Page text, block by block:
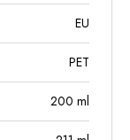
EU
PET
200 ml